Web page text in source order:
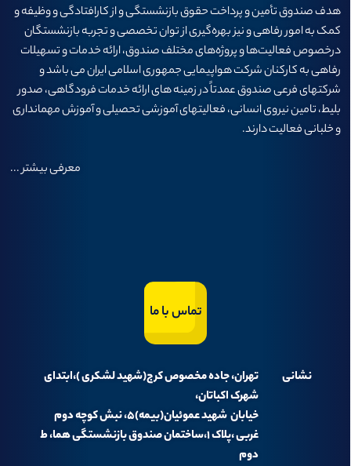
هدف صندوق تأمين و پرداخت حقوق بازنشستگی و از كارافتادگی و وظيفه و
كمک به امور رفاهی و نيز بهره‌گيری از توان تخصصی و تجربه بازنشستگان
درخصوص فعاليت‌ها و پروژه‌های مختلف صندوق، ارائه خدمات و تسهيلات
رفاهی به كاركنان شركت هواپيمايی جمهوری اسلامی ايران می باشد و
شرکتهای فرعی صندوق عمدتاً در زمینه های ارائه خدمات فرودگاهی، صدور
بلیط، تامین نیروی انسانی، فعالیتهای آموزشی تحصیلی و آموزش مهمانداری
و خلبانی فعالیت دارند.
معرفی بیشتر...
تماس با ما
نشانی
تهران، جاده مخصوص کرج(شهید لشکری )،ابتدای
شهرک اکباتان،
خیابان شهید عموئیان(بیمه)۵، نبش کوچه دوم
غربی ،پلاک ۱،ساختمان صندوق بازنشستگی هما، ط
دوم